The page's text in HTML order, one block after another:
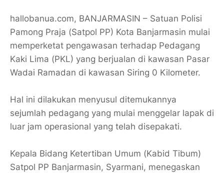
hallobanua.com, BANJARMASIN – Satuan Polisi
Pamong Praja (Satpol PP) Kota Banjarmasin mulai
memperketat pengawasan terhadap Pedagang
Kaki Lima (PKL) yang berjualan di kawasan Pasar
Wadai Ramadan di kawasan Siring 0 Kilometer.
Hal ini dilakukan menyusul ditemukannya
sejumlah pedagang yang mulai menggelar lapak di
luar jam operasional yang telah disepakati.
​Kepala Bidang Ketertiban Umum (Kabid Tibum)
Satpol PP Banjarmasin, Syarmani, menegaskan